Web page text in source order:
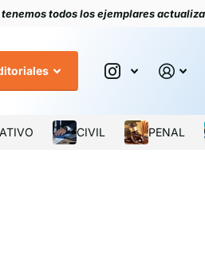
todos los ejemplares
CIVIL PENAL